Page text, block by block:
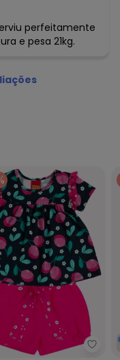
perfeitamente
e pesa 21kg.
Infantil Menina
Kyly